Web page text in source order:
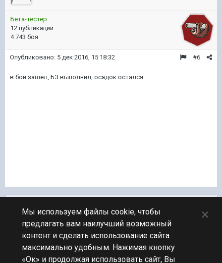
Бета-тестер
12 публикаций
4 743 боя
#6
Опубликовано: 5 дек 2016, 15:18:32
в бой зашел, БЗ выполнил, осадок остался
ПЕРЕЙТИ К СПИСКУ ТЕМ
Обсуждение Мира Кораблей
Мы используем файлы cookie, чтобы
предлагать вам наилучший возможный
контент и сделать использование сайта
максимально удобным. Нажимая кнопку
«Ок» и продолжая использовать сайт, Вы
×